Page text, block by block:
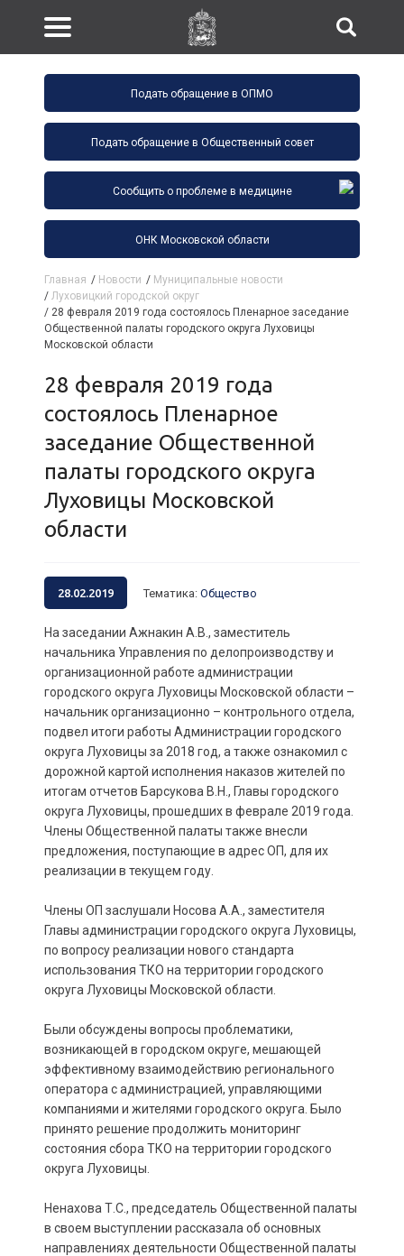
Подать обращение в ОПМО
Подать обращение в Общественный совет
Сообщить о проблеме в медицине
ОНК Московской области
Главная / Новости / Муниципальные новости
/ Луховицкий городской округ
/ 28 февраля 2019 года состоялось Пленарное заседание
Общественной палаты городского округа Луховицы
Московской области
28 февраля 2019 года
состоялось Пленарное
заседание Общественной
палаты городского округа
Луховицы Московской
области
28.02.2019 Тематика: Общество
На заседании Ажнакин А.В., заместитель
начальника Управления по делопроизводству и
организационной работе администрации
городского округа Луховицы Московской области –
начальник организационно – контрольного отдела,
подвел итоги работы Администрации городского
округа Луховицы за 2018 год, а также ознакомил с
дорожной картой исполнения наказов жителей по
итогам отчетов Барсукова В.Н., Главы городского
округа Луховицы, прошедших в феврале 2019 года.
Члены Общественной палаты также внесли
предложения, поступающие в адрес ОП, для их
реализации в текущем году.
Члены ОП заслушали Носова А.А., заместителя
Главы администрации городского округа Луховицы,
по вопросу реализации нового стандарта
использования ТКО на территории городского
округа Луховицы Московской области.
Были обсуждены вопросы проблематики,
возникающей в городском округе, мешающей
эффективному взаимодействию регионального
оператора с администрацией, управляющими
компаниями и жителями городского округа. Было
принято решение продолжить мониторинг
состояния сбора ТКО на территории городского
округа Луховицы.
Ненахова Т.С., председатель Общественной палаты
в своем выступлении рассказала об основных
направлениях деятельности Общественной палаты